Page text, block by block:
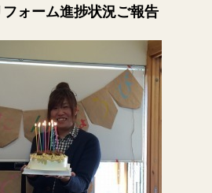
ォーム進捗状況ご報告